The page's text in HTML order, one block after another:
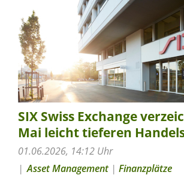
SIX Swiss Exchange
Mai leicht tieferen
01.06.2026, 14:12 Uhr
Asset Management| Finanzplätze